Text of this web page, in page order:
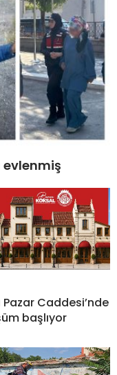
evlenmiş
Pazar Caddesi’nde
başlıyor